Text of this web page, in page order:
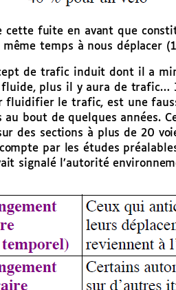
fuite en avant que
temps à nous
de trafic induit dont il a
plus il y aura de trafic…
fluidifier le trafic, est une
au bout de quelques années.
des sections à plus de 20
par les études
signalé l’autorité